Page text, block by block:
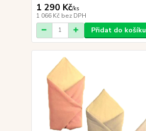
1 290 Kč/ks
1 066 Kč bez DPH
Přidat do košíku